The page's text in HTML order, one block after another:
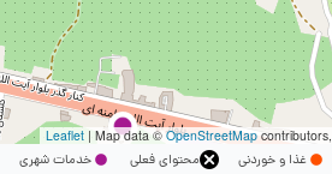
|Map data © OpenStreetMapcontributors,
غذا و خوردنی محتوای فعلی خدمات شهری